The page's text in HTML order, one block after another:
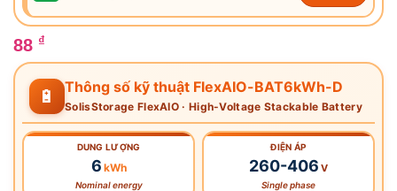
88 ₫
🔋 Thông số kỹ thuật FlexAIO-BAT6kWh-D
SolisStorage FlexAIO · High-Voltage Stackable Battery
DUNG LƯỢNG
6 kWh
Nominal energy
ĐIỆN ÁP
260-406 V
Single phase